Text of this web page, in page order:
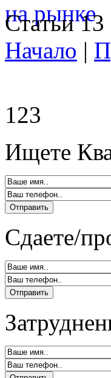
Статьи
Начало |
123
Ищете
Сдаете/